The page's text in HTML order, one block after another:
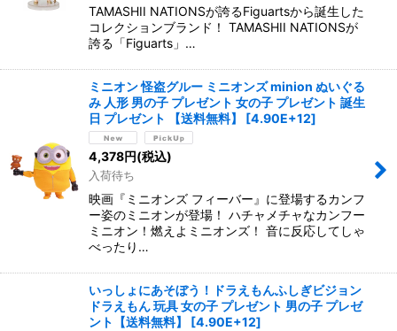
TAMASHII NATIONSが誇るFiguartsから誕生した
コレクションブランド！ TAMASHII NATIONSが
誇る「Figuarts」…
ミニオン 怪盗グルー ミニオンズ minion ぬいぐる
み 人形 男の子 プレゼント 女の子 プレゼント 誕生
日 プレゼント 【送料無料】
[4.90E+12]
4,378円(税込)
入荷待ち
映画『ミニオンズ フィーバー』に登場するカンフ
ー姿のミニオンが登場！ ハチャメチャなカンフー
ミニオン！燃えよミニオンズ！ 音に反応してしゃ
べったり…
いっしょにあそぼう！ドラえもんふしぎビジョン
ドラえもん 玩具 女の子 プレゼント 男の子 プレゼ
ント【送料無料】
[4.90E+12]